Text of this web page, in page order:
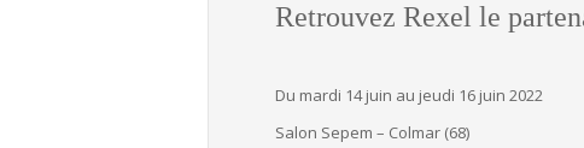
Retrouvez Rexel le
Du mardi 14 juin au jeudi 16 juin 2022
Salon Sepem – Colmar (68)